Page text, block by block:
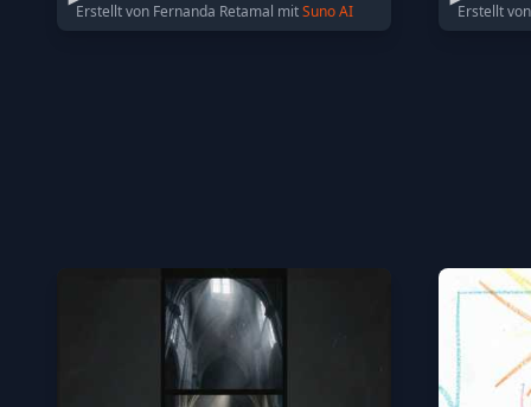
Erstellt von Fernanda Retamal mitSuno AI Erstellt